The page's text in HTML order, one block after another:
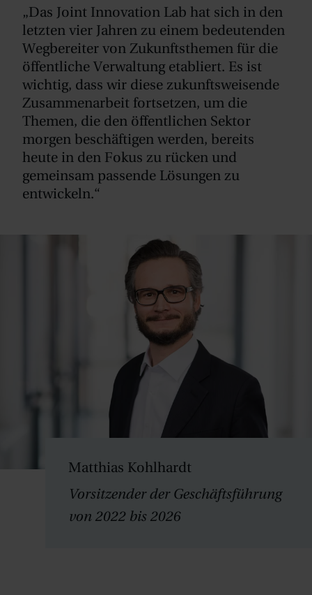
„Das Joint Innovation Lab hat sich in den
letzten vier Jahren zu einem bedeutenden
Wegbereiter von Zukunftsthemen für die
öffentliche Verwaltung etabliert. Es ist
wichtig, dass wir diese zukunftsweisende
Zusammenarbeit fortsetzen, um die
Themen, die den öffentlichen Sektor
morgen beschäftigen werden, bereits
heute in den Fokus zu rücken und
gemeinsam passende Lösungen zu
entwickeln.“
Matthias Kohlhardt
Vorsitzender der Geschäftsführung
von 2022 bis 2026